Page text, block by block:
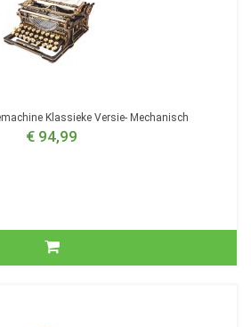
Klassieke Versie- Mechanisch
€ 94,99